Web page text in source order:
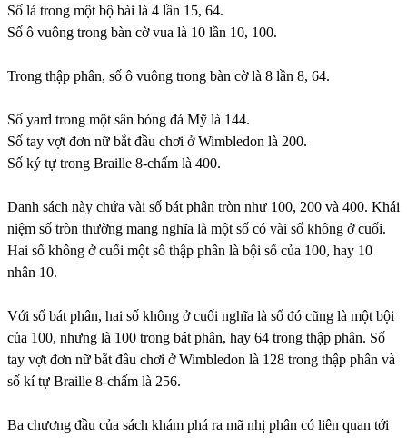
Số lá trong một bộ bài là 4 lần 15, 64.
Số ô vuông trong bàn cờ vua là 10 lần 10, 100.
Trong thập phân, số ô vuông trong bàn cờ là 8 lần 8, 64.
Số yard trong một sân bóng đá Mỹ là 144.
Số tay vợt đơn nữ bắt đầu chơi ở Wimbledon là 200.
Số ký tự trong Braille 8-chấm là 400.
Danh sách này chứa vài số bát phân tròn như 100, 200 và 400. Khái
niệm số tròn thường mang nghĩa là một số có vài số không ở cuối.
Hai số không ở cuối một số thập phân là bội số của 100, hay 10
nhân 10.
Với số bát phân, hai số không ở cuối nghĩa là số đó cũng là một bội
của 100, nhưng là 100 trong bát phân, hay 64 trong thập phân. Số
tay vợt đơn nữ bắt đầu chơi ở Wimbledon là 128 trong thập phân và
số kí tự Braille 8-chấm là 256.
Ba chương đầu của sách khám phá ra mã nhị phân có liên quan tới